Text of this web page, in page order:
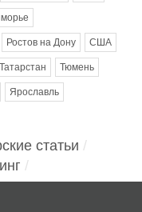
Ростов на Дону США
Татарстан Тюмень
Ярославль
статьи